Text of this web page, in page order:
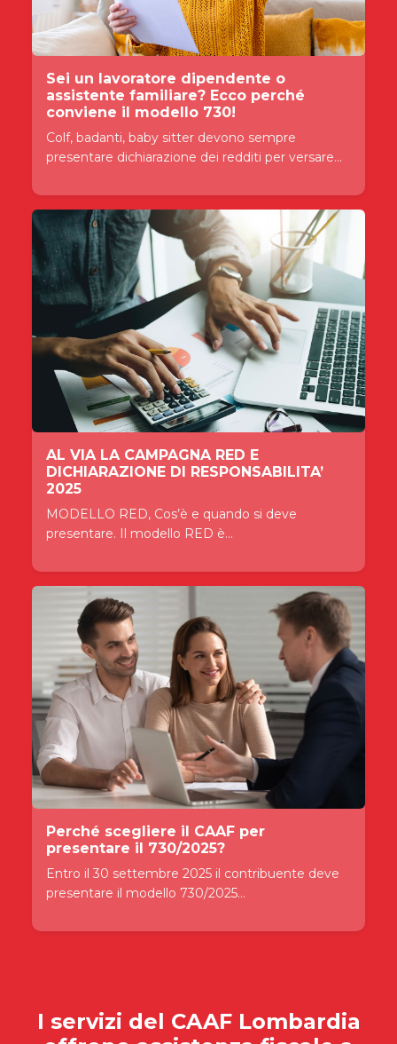
Sei un lavoratore dipendente o
assistente familiare? Ecco perché
conviene il modello 730!
Colf, badanti, baby sitter devono sempre
presentare dichiarazione dei redditi per versare...
AL VIA LA CAMPAGNA RED E
DICHIARAZIONE DI RESPONSABILITA’
2025
MODELLO RED, Cos’è e quando si deve
presentare. Il modello RED è...
Perché scegliere il CAAF per
presentare il 730/2025?
Entro il 30 settembre 2025 il contribuente deve
presentare il modello 730/2025...
I servizi del CAAF Lombardia